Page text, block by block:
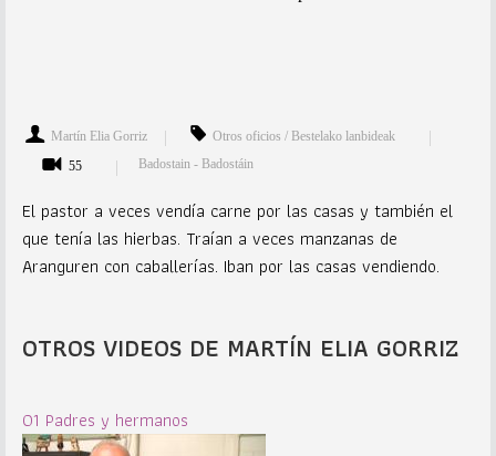
Martín Elia Gorriz
Otros oficios / Bestelako lanbideak
55
Badostain - Badostáin
El pastor a veces vendía carne por las casas y también el
que tenía las hierbas. Traían a veces manzanas de
Aranguren con caballerías. Iban por las casas vendiendo.
OTROS VIDEOS DE MARTÍN ELIA GORRIZ
01 Padres y hermanos